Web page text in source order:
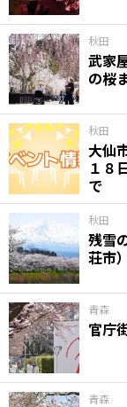
秋田
武家
の桜
秋田
大仙
１８
で
秋田
残雪
荘市
青森
官庁
青森